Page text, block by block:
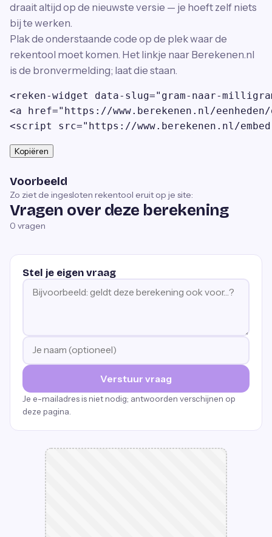
draait altijd op de nieuwste versie — je hoeft zelf niets
bij te werken.
Plak de onderstaande code op de plek waar de
rekentool moet komen. Het linkje naar Berekenen.nl
is de bronvermelding; laat die staan.
<reken-widget data-slug="gram-naar-
<a href="https://www.berekenen.nl/
<script src="https://www.berekenen.nl/
Kopiëren
Voorbeeld
Zo ziet de ingesloten rekentool eruit op je site:
Vragen over deze berekening
0 vragen
Stel je eigen vraag
Verstuur vraag
Je e-mailadres is niet nodig; antwoorden verschijnen op
deze pagina.